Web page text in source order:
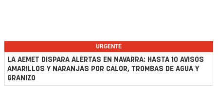
URGENTE
LA AEMET DISPARA ALERTAS EN NAVARRA: HASTA 10 AVISOS
AMARILLOS Y NARANJAS POR CALOR, TROMBAS DE AGUA Y
GRANIZO